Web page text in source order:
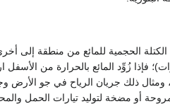
الحجمية للمائع من منطقة إلى
فإذا زُوِّد المائع بالحرارة من
ذلك جريان الرياح في جو الأرض
أو مضخة لتوليد تيارات الحمل